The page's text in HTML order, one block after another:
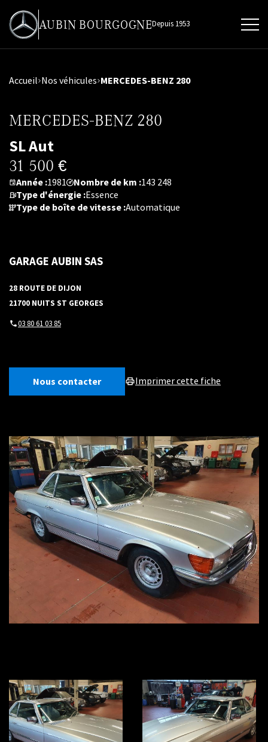
AUBIN BOURGOGNEDepuis 1953
Accueil Nos véhicules MERCEDES-BENZ 280
MERCEDES-BENZ 280
SL Aut
31 500 €
Année :1981 Nombre de km :143 248
Type d'énergie :Essence
Type de boîte de vitesse :Automatique
GARAGE AUBIN SAS
28 ROUTE DE DIJON
21700 NUITS ST GEORGES
03 80 61 03 85
Nous contacter Imprimer cette fiche